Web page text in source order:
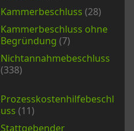
Kammerbeschluss (28)
Kammerbeschluss ohne
Begründung (7)
Nichtannahmebeschluss
(338)
Prozesskostenhilfebeschl
uss (11)
Stattgebender